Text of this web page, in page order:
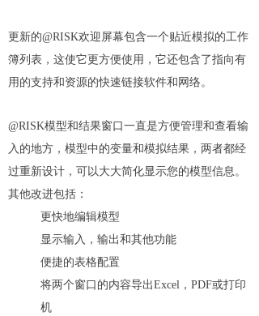
更新的@RISK欢迎屏幕包含一个贴近模拟的工作
簿列表，这使它更方便使用，它还包含了指向有
用的支持和资源的快速链接软件和网络。
@RISK模型和结果窗口一直是方便管理和查看输
入的地方，模型中的变量和模拟结果，两者都经
过重新设计，可以大大简化显示您的模型信息。
其他改进包括：
更快地编辑模型
显示输入，输出和其他功能
便捷的表格配置
将两个窗口的内容导出Excel，PDF或打印
机